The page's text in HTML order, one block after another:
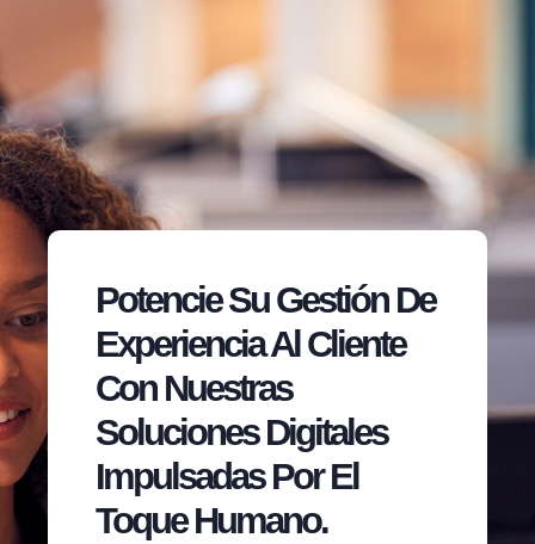
Potencie Su Gestión De
Experiencia Al Cliente
Con Nuestras
Soluciones Digitales
Impulsadas Por El
Toque Humano.